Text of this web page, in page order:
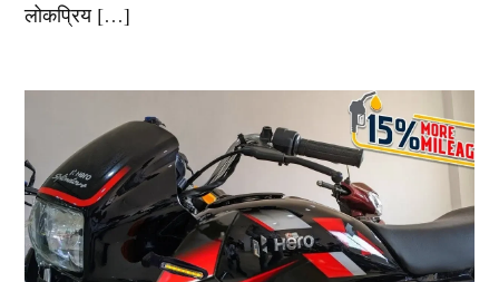
लोकप्रिय […]